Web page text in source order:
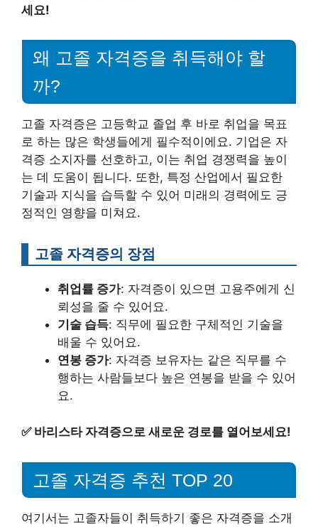
세요!
왜 고졸 자격증을 취득해야 할
까?
고졸 자격증은 고등학교 졸업 후 바로 취업을 목표
로 하는 많은 학생들에게 필수적이에요. 기업은 자
격증 소지자를 선호하고, 이는 취업 경쟁력을 높이
는 데 도움이 됩니다. 또한, 특정 산업에서 필요한
기술과 지식을 습득할 수 있어 미래의 경력에도 긍
정적인 영향을 미쳐요.
고졸 자격증의 장점
취업률 증가: 자격증이 있으면 고용주에게 신
뢰성을 줄 수 있어요.
기술 습득: 직무에 필요한 구체적인 기술을
배울 수 있어요.
연봉 증가: 자격증 보유자는 같은 직무를 수
행하는 사람들보다 높은 연봉을 받을 수 있어
요.
✅ 바리스타 자격증으로 새로운 경로를 열어보세요!
고졸 자격증 추천 TOP 20
여기서는 고졸자들이 취득하기 좋은 자격증을 소개